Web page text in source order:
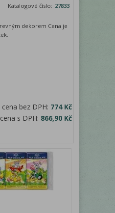
Katalogové číslo: 27833
dekorem Cena je
cena bez DPH: 774 Kč
s DPH: 866,90 Kč